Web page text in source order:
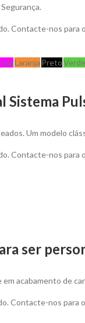
Contacte-nos
Laranja PretoVerde
Um modelo
Contacte-nos
ser
acabamento de
Contacte-nos